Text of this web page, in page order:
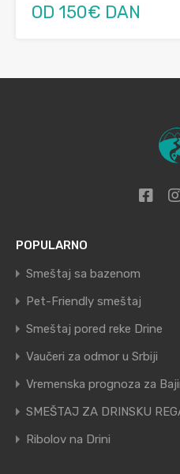
OD 150€ DAN
POPULARNO
Smeštaj sa bazenom
Pet-Friendly smeštaj
Smeštaj pored reke Drine
Vaučeri za odmor u Srbiji
Vremenska prognoza za
SMEŠTAJ ZA DRINSKU
Ribolov na Drini